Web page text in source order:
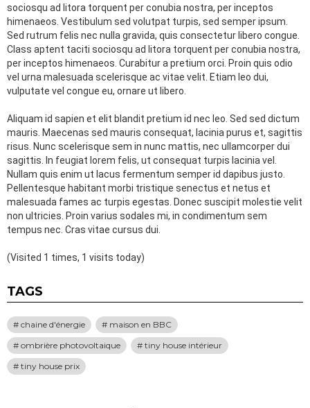
sociosqu ad litora torquent per conubia nostra, per inceptos
himenaeos. Vestibulum sed volutpat turpis, sed semper ipsum.
Sed rutrum felis nec nulla gravida, quis consectetur libero congue.
Class aptent taciti sociosqu ad litora torquent per conubia nostra,
per inceptos himenaeos. Curabitur a pretium orci. Proin quis odio
vel urna malesuada scelerisque ac vitae velit. Etiam leo dui,
vulputate vel congue eu, ornare ut libero.
Aliquam id sapien et elit blandit pretium id nec leo. Sed sed dictum
mauris. Maecenas sed mauris consequat, lacinia purus et, sagittis
risus. Nunc scelerisque sem in nunc mattis, nec ullamcorper dui
sagittis. In feugiat lorem felis, ut consequat turpis lacinia vel.
Nullam quis enim ut lacus fermentum semper id dapibus justo.
Pellentesque habitant morbi tristique senectus et netus et
malesuada fames ac turpis egestas. Donec suscipit molestie velit
non ultricies. Proin varius sodales mi, in condimentum sem
tempus nec. Cras vitae cursus dui.
(Visited 1 times, 1 visits today)
TAGS
chaine d'énergie
maison en BBC
ombrière photovoltaique
tiny house intérieur
tiny house prix